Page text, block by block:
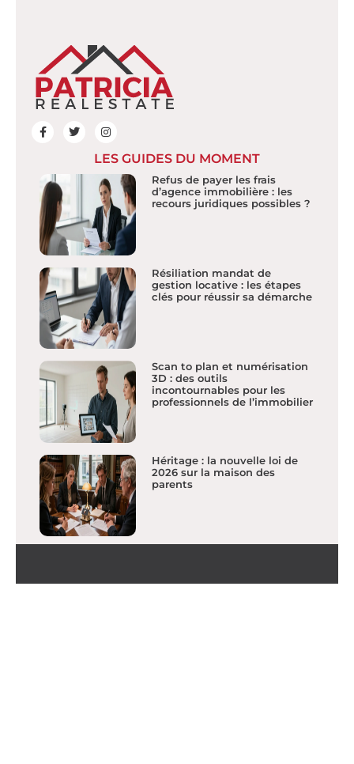
LES GUIDES DU MOMENT
Refus de payer les frais
d’agence immobilière : les
recours juridiques possibles ?
Résiliation mandat de
gestion locative : les étapes
clés pour réussir sa démarche
Scan to plan et numérisation
3D : des outils
incontournables pour les
professionnels de l’immobilier
Héritage : la nouvelle loi de
2026 sur la maison des
parents